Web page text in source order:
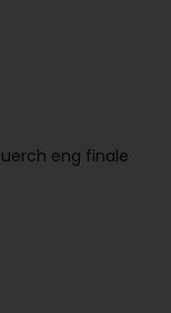
eng finale